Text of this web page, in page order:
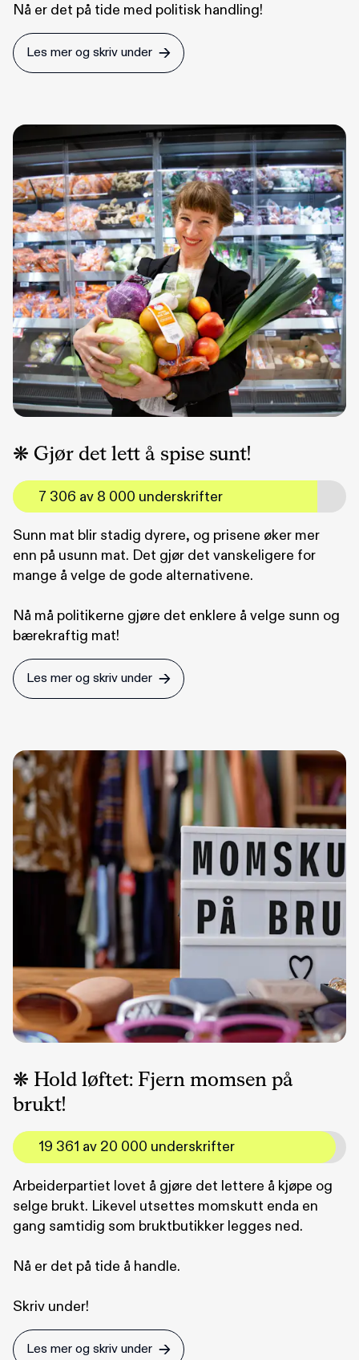
Nå er det på tide med politisk handling!
Les mer og skriv under
❋ Gjør det lett å spise sunt!
7 306 av 8 000 underskrifter
Sunn mat blir stadig dyrere, og prisene øker mer
enn på usunn mat. Det gjør det vanskeligere for
mange å velge de gode alternativene.
Nå må politikerne gjøre det enklere å velge sunn og
bærekraftig mat!
Les mer og skriv under
❋ Hold løftet: Fjern momsen på
brukt!
19 361 av 20 000 underskrifter
Arbeiderpartiet lovet å gjøre det lettere å kjøpe og
selge brukt. Likevel utsettes momskutt enda en
gang samtidig som bruktbutikker legges ned.
Nå er det på tide å handle.
Skriv under!
Les mer og skriv under